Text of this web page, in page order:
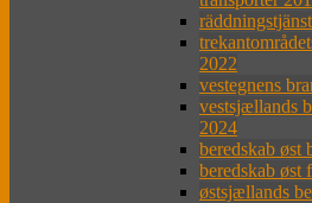
2022
vestegnens
vestsjællands
2024
beredskab øst
beredskab øst
østsjællands